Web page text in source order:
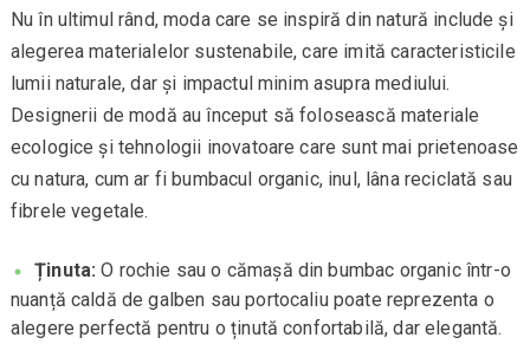
Nu în ultimul rând, moda care se inspiră din natură include și
alegerea materialelor sustenabile, care imită caracteristicile
lumii naturale, dar și impactul minim asupra mediului.
Designerii de modă au început să folosească materiale
ecologice și tehnologii inovatoare care sunt mai prietenoase
cu natura, cum ar fi bumbacul organic, inul, lâna reciclată sau
fibrele vegetale.
Ținuta: O rochie sau o cămașă din bumbac organic într-o
nuanță caldă de galben sau portocaliu poate reprezenta o
alegere perfectă pentru o ținută confortabilă, dar elegantă.